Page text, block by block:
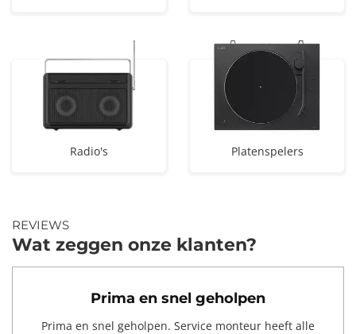
Radio's Platenspelers
REVIEWS
Wat zeggen onze klanten?
Prima en snel geholpen
Prima en snel geholpen. Service monteur heeft alle